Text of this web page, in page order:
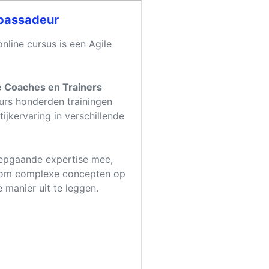
cursus is een Agile
en Trainers
honderden trainingen
in verschillende
expertise mee,
complexe concepten op
manier uit te leggen.